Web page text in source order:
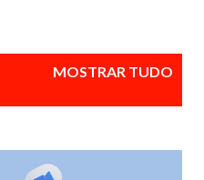
MOSTRAR TUDO